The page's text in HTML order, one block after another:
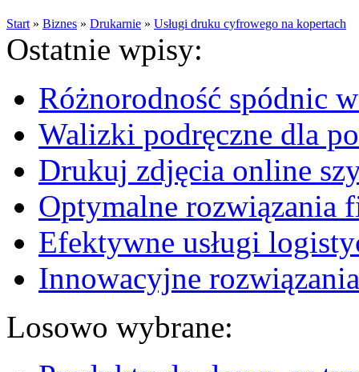
Start » Biznes » Drukarnie » Usługi druku cyfrowego na kopertach
Ostatnie wpisy:
Różnorodność spódnic
Walizki podręczne dla
Drukuj zdjęcia online
Optymalne rozwiązania
Efektywne usługi
Innowacyjne
Losowo wybrane: